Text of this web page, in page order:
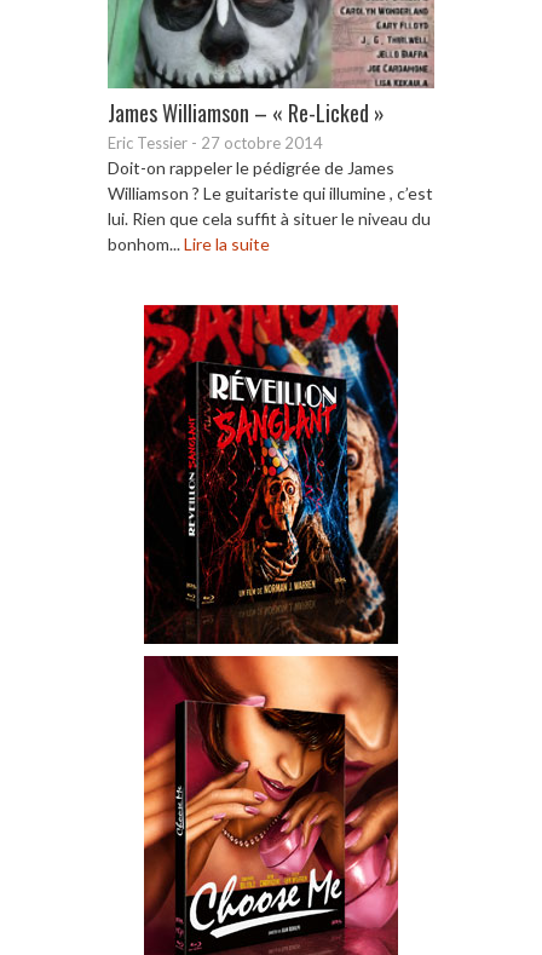
James Williamson – « Re-Licked »
Eric Tessier - 27 octobre 2014
Doit-on rappeler le pédigrée de James
Williamson ? Le guitariste qui illumine , c’est
lui. Rien que cela suffit à situer le niveau du
bonhom...Lire la suite